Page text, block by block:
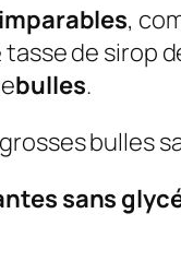
,
de sirop
bulles.
bulles
sans